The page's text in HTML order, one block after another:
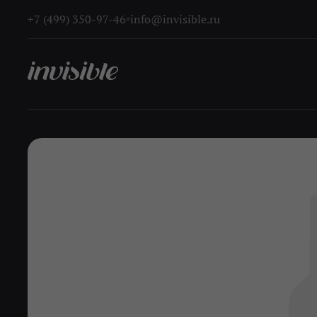
+7 (499) 350-97-46 info@invisible.ru